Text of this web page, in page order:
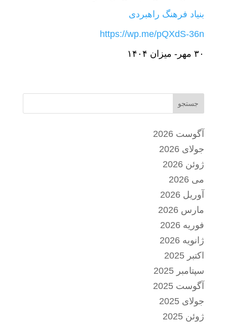
بنیاد فرهنگ راهبردی
https://wp.me/pQXdS-36n
٣٠ مهر- میزان ١۴٠۴
جستجو
آگوست 2026
جولای 2026
ژوئن 2026
می 2026
آوریل 2026
مارس 2026
فوریه 2026
ژانویه 2026
اکتبر 2025
سپتامبر 2025
آگوست 2025
جولای 2025
ژوئن 2025